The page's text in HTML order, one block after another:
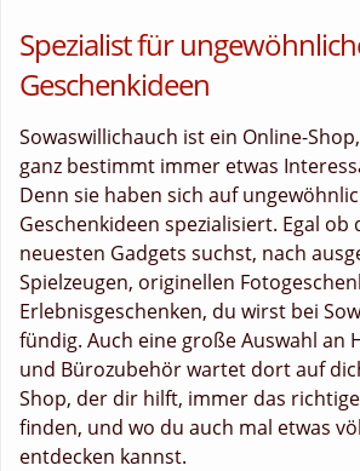
Spezialist für
Geschenkideen
Sowaswillichauch ist ein Online-
ganz bestimmt immer etwas
Denn sie haben sich auf
Geschenkideen spezialisiert. Egal ob
neuesten Gadgets suchst, nach
Spielzeugen, originellen
Erlebnisgeschenken, du wirst bei
fündig. Auch eine große Auswahl an
und Bürozubehör wartet dort auf
Shop, der dir hilft, immer das
finden, und wo du auch mal etwas
entdecken kannst.